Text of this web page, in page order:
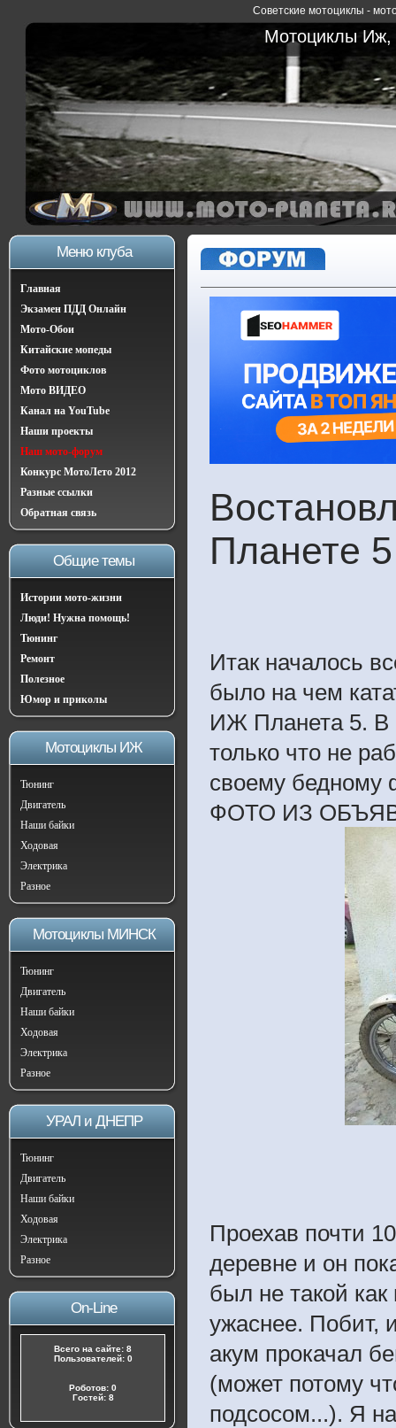
Советские мотоциклы -
Мотоциклы Иж,
Меню клуба
Главная
Экзамен ПДД Онлайн
Мото-Обои
Китайские мопеды
Фото мотоциклов
Мото ВИДЕО
Канал на YouTube
Наши проекты
Наш мото-форум
Конкурс МотоЛето 2012
Разные ссылки
Обратная связь
Общие темы
Истории мото-жизни
Люди! Нужна помощь!
Тюнинг
Ремонт
Полезное
Юмор и приколы
Мотоциклы ИЖ
Тюнинг
Двигатель
Наши байки
Ходовая
Электрика
Разное
Мотоциклы МИНСК
Тюнинг
Двигатель
Наши байки
Ходовая
Электрика
Разное
УРАЛ и ДНЕПР
Тюнинг
Двигатель
Наши байки
Ходовая
Электрика
Разное
On-Line
Всего на сайте: 8
Пользователей: 0
Роботов: 0
Гостей: 8
Планете
Итак началось
было на чем
ИЖ Планета 5. В
только что не
своему бедному
ФОТО ИЗ
Проехав почти
деревне и он
был не такой
ужаснее. Побит,
акум прокачал
(может потому
подсосом...). Я